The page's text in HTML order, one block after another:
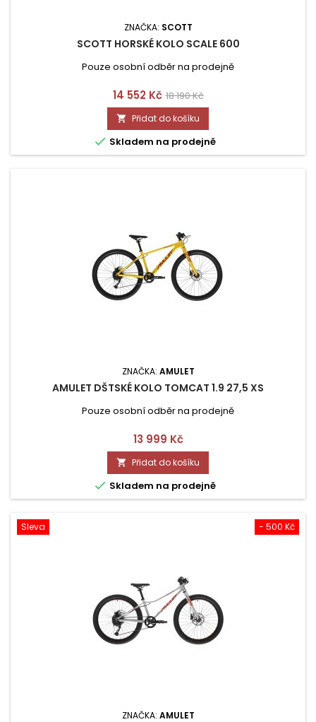
ZNAČKA: SCOTT
SCOTT HORSKÉ KOLO SCALE 600
Pouze osobní odběr na prodejně
Cena
14 552 Kč Běžná
cena
18 190 Kč
 Přidat do košíku
 Skladem na prodejně
ZNAČKA: AMULET
AMULET DŠTSKÉ KOLO TOMCAT 1.9 27,5 XS
Pouze osobní odběr na prodejně
Cena
13 999 Kč
 Přidat do košíku
 Skladem na prodejně
- 500 Kč
Sleva
ZNAČKA: AMULET